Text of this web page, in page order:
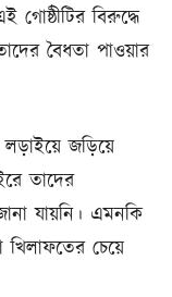
গোষ্ঠীটির বিরুদ্ধে
বৈধতা পাওয়ার
জড়িয়ে
তাদের
যায়নি। এমনকি
খিলাফতের চেয়ে